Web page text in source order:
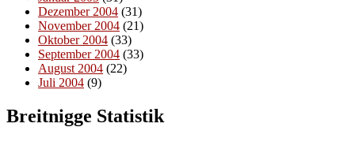
Dezember 2004 (31)
November 2004 (21)
Oktober 2004 (33)
September 2004 (33)
August 2004 (22)
Juli 2004 (9)
Breitnigge Statistik